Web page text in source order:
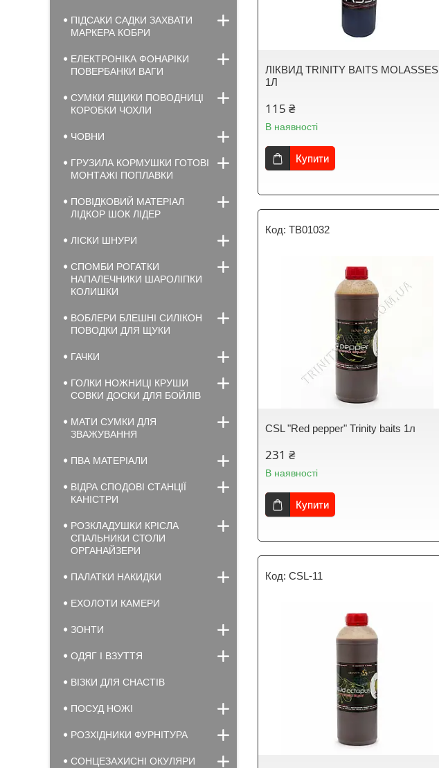
ЛІКВИД TRINITY BAITS MOLASSES
1Л
115 ₴
В наявності
Купити
TB01032
CSL "Red pepper" Trinity baits 1л
231 ₴
В наявності
Купити
CSL-11
ПІДСАКИ САДКИ ЗАХВАТИ
МАРКЕРА КОБРИ
ЕЛЕКТРОНІКА ФОНАРІКИ
ПОВЕРБАНКИ ВАГИ
СУМКИ ЯЩИКИ ПОВОДНИЦІ
КОРОБКИ ЧОХЛИ
ЧОВНИ
ГРУЗИЛА КОРМУШКИ ГОТОВІ
МОНТАЖІ ПОПЛАВКИ
ПОВІДКОВИЙ МАТЕРІАЛ
ЛІДКОР ШОК ЛІДЕР
ЛІСКИ ШНУРИ
СПОМБИ РОГАТКИ
НАПАЛЕЧНИКИ ШАРОЛІПКИ
КОЛИШКИ
ВОБЛЕРИ БЛЕШНІ СИЛІКОН
ПОВОДКИ ДЛЯ ЩУКИ
ГАЧКИ
ГОЛКИ НОЖНИЦІ КРУШИ
СОВКИ ДОСКИ ДЛЯ БОЙЛІВ
МАТИ СУМКИ ДЛЯ
ЗВАЖУВАННЯ
ПВА МАТЕРІАЛИ
ВІДРА СПОДОВІ СТАНЦІЇ
КАНІСТРИ
РОЗКЛАДУШКИ КРІСЛА
СПАЛЬНИКИ СТОЛИ
ОРГАНАЙЗЕРИ
ПАЛАТКИ НАКИДКИ
ЕХОЛОТИ КАМЕРИ
ЗОНТИ
ОДЯГ І ВЗУТТЯ
ВІЗКИ ДЛЯ СНАСТІВ
ПОСУД НОЖІ
РОЗХІДНИКИ ФУРНІТУРА
СОНЦЕЗАХИСНІ ОКУЛЯРИ